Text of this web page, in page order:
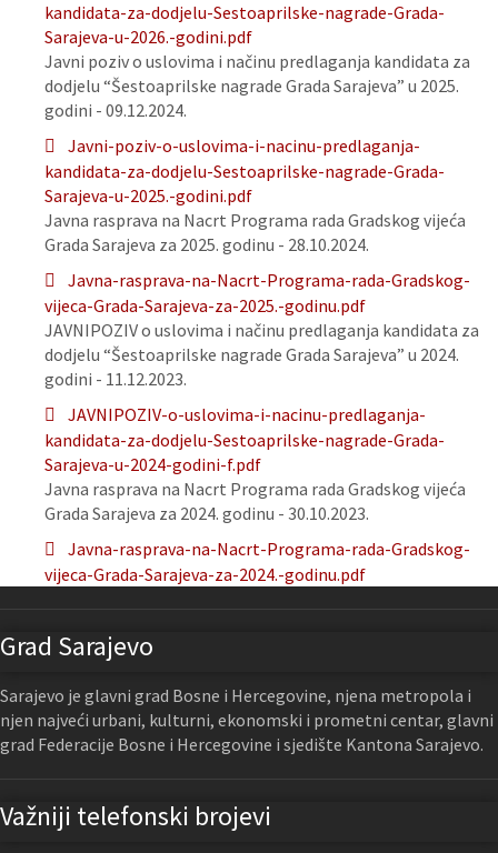
kandidata-za-dodjelu-Sestoaprilske-nagrade-Grada-
Sarajeva-u-2026.-godini.pdf
Javni poziv o uslovima i načinu predlaganja kandidata za
dodjelu “Šestoaprilske nagrade Grada Sarajeva” u 2025.
godini - 09.12.2024.
Javni-poziv-o-uslovima-i-nacinu-predlaganja-
kandidata-za-dodjelu-Sestoaprilske-nagrade-Grada-
Sarajeva-u-2025.-godini.pdf
Javna rasprava na Nacrt Programa rada Gradskog vijeća
Grada Sarajeva za 2025. godinu - 28.10.2024.
Javna-rasprava-na-Nacrt-Programa-rada-Gradskog-
vijeca-Grada-Sarajeva-za-2025.-godinu.pdf
JAVNIPOZIV o uslovima i načinu predlaganja kandidata za
dodjelu “Šestoaprilske nagrade Grada Sarajeva” u 2024.
godini - 11.12.2023.
JAVNIPOZIV-o-uslovima-i-nacinu-predlaganja-
kandidata-za-dodjelu-Sestoaprilske-nagrade-Grada-
Sarajeva-u-2024-godini-f.pdf
Javna rasprava na Nacrt Programa rada Gradskog vijeća
Grada Sarajeva za 2024. godinu - 30.10.2023.
Javna-rasprava-na-Nacrt-Programa-rada-Gradskog-
vijeca-Grada-Sarajeva-za-2024.-godinu.pdf
Grad Sarajevo
Sarajevo je glavni grad Bosne i Hercegovine, njena metropola i
njen najveći urbani, kulturni, ekonomski i prometni centar, glavni
grad Federacije Bosne i Hercegovine i sjedište Kantona Sarajevo.
Važniji telefonski brojevi